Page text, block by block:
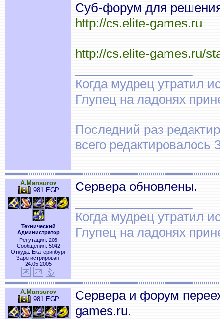
Суб-форум для решения
http://cs.elite-games.ru
http://cs.elite-games.ru/
Когда мудрец утратил
Глупец на ладонях
Последний раз
всего редактировалось
A.Mansurov
981 EGP
Технический
Администратор
Репутация: 203
Сообщения: 5042
Откуда: Екатеринбург
Зарегистрирован:
24.05.2005
Сервера обновлены.
Когда мудрец утратил
Глупец на ладонях
A.Mansurov
981 EGP
Сервера и форум
games.ru.